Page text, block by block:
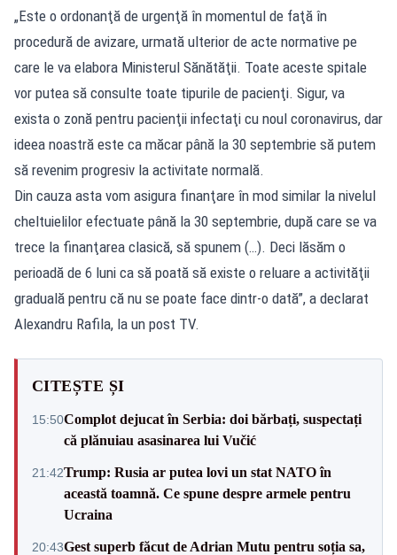
„Este o ordonanţă de urgenţă în momentul de faţă în
procedură de avizare, urmată ulterior de acte normative pe
care le va elabora Ministerul Sănătăţii. Toate aceste spitale
vor putea să consulte toate tipurile de pacienţi. Sigur, va
exista o zonă pentru pacienţii infectaţi cu noul coronavirus, dar
ideea noastră este ca măcar până la 30 septembrie să putem
să revenim progresiv la activitate normală.
Din cauza asta vom asigura finanţare în mod similar la nivelul
cheltuielilor efectuate până la 30 septembrie, după care se va
trece la finanţarea clasică, să spunem (…). Deci lăsăm o
perioadă de 6 luni ca să poată să existe o reluare a activităţii
graduală pentru că nu se poate face dintr-o dată”, a declarat
Alexandru Rafila, la un post TV.
CITEȘTE ȘI
15:50Complot dejucat în Serbia: doi bărbați, suspectați
că plănuiau asasinarea lui Vučić
21:42Trump: Rusia ar putea lovi un stat NATO în
această toamnă. Ce spune despre armele pentru
Ucraina
20:43Gest superb făcut de Adrian Mutu pentru soția sa,